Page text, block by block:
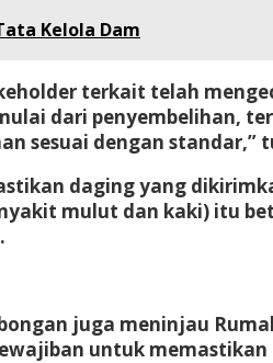
Kelola Dam
terkait telah
dari penyembelihan,
sesuai dengan standar,”
daging yang
mulut dan kaki) itu
juga meninjau
untuk